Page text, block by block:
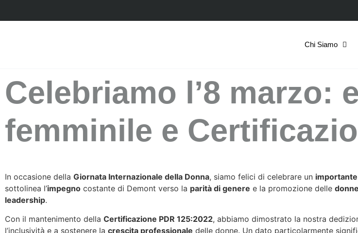
Chi Siamo
Celebriamo l’8 marzo:
femminile e
In occasione della Giornata Internazionale della Donna, siamo felici di celebrare un
sottolinea l’impegno costante di Demont verso la parità di genere e la promozione delle
leadership.
Con il mantenimento della Certificazione PDR 125:2022, abbiamo dimostrato la nostra
l’inclusività e a sostenere la crescita professionale delle donne. Un dato particolarmente